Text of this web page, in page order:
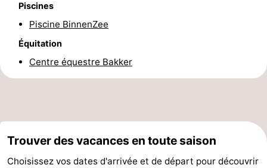
Hollands
Duin
Katwijk
Scheveningen
Contact
Piscines
Piscine BinnenZee
Équitation
Centre équestre Bakker
Trouver des vacances en toute saison
Choisissez vos dates d'arrivée et de départ pour découvrir